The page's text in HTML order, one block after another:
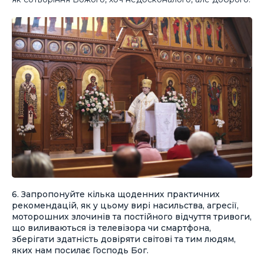
6. Запропонуйте кілька щоденних практичних
рекомендацій, як у цьому вирі насильства, агресії,
моторошних злочинів та постійного відчуття тривоги,
що виливаються із телевізора чи смартфона,
зберігати здатність довіряти світові та тим людям,
яких нам посилає Господь Бог.